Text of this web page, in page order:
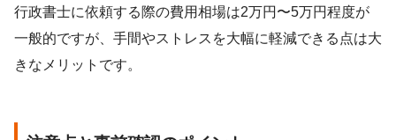
行政書士に依頼する際の費用相場は2万円〜5万円程度が
一般的ですが、手間やストレスを大幅に軽減できる点は大
きなメリットです。